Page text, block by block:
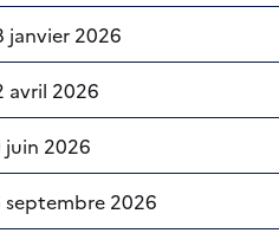
janvier 2026
avril 2026
juin 2026
septembre 2026